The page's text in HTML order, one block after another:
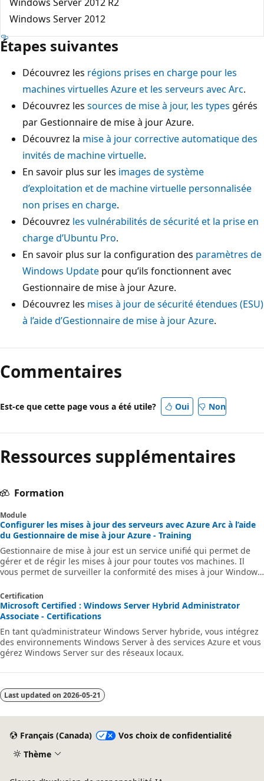
Windows Server 2012
Étapes suivantes
Découvrez les régions prises en charge pour les
machines virtuelles Azure et les serveurs avec Arc.
Découvrez les sources de mise à jour, les types gérés
par Gestionnaire de mise à jour Azure.
Découvrez la mise à jour corrective automatique des
invités de machine virtuelle.
En savoir plus sur les images de système
d’exploitation et de machine virtuelle personnalisée
non prises en charge.
Découvrez les vulnérabilités de sécurité et la prise en
charge d’Ubuntu Pro.
En savoir plus sur la configuration des paramètres de
Windows Update pour qu’ils fonctionnent avec
Gestionnaire de mise à jour Azure.
Découvrez les mises à jour de sécurité étendues (ESU)
à l’aide d’Gestionnaire de mise à jour Azure.
Commentaires
Est-ce que cette page vous a été utile? Oui Non
Ressources supplémentaires
Formation
Module
Configurer les mises à jour des serveurs avec Azure Arc à l’aide
du Gestionnaire de mise à jour Azure - Training
Gestionnaire de mise à jour est un service unifié qui permet de
gérer et de régir les mises à jour pour toutes vos machines. Il
vous permet de surveiller la conformité des mises à jour Windows
unique.
Certification
Microsoft Certified : Windows Server Hybrid Administrator
Associate - Certifications
En tant qu’administrateur Windows Server hybride, vous intégrez
des environnements Windows Server à des services Azure et vous
gérez Windows Server sur des réseaux locaux.
Last updated on 2026-05-21
Français (Canada)
Vos choix de confidentialité
Thème